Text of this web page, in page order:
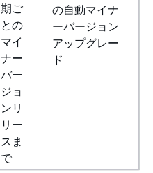
期ご
との
マイ
ナー
バー
ジョ
ンリ
リー
スま
で
の自動マイナ
ーバージョン
アップグレー
ド